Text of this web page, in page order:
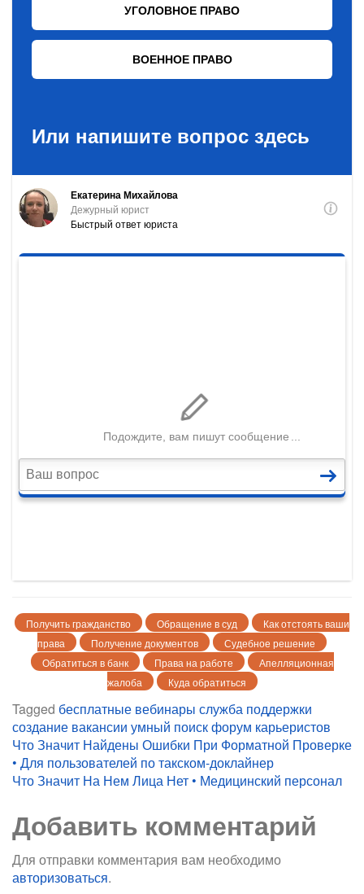
Получить гражданство Обращение в суд
Как отстоять ваши
права
Получение документов
Судебное решение
Обратиться в банк
Права на работе
Апелляционная
жалоба
Куда обратиться
Tagged бесплатные вебинары служба поддержки
создание вакансии умный поискфорум карьеристов
Навигация
по
Что Значит Найдены Ошибки При Форматной Проверке
• Для пользователей по такском-доклайнер
Что Значит На Нем Лица Нет • Медицинский персонал
Добавить комментарий
Для отправки комментария вам необходимо
авторизоваться.